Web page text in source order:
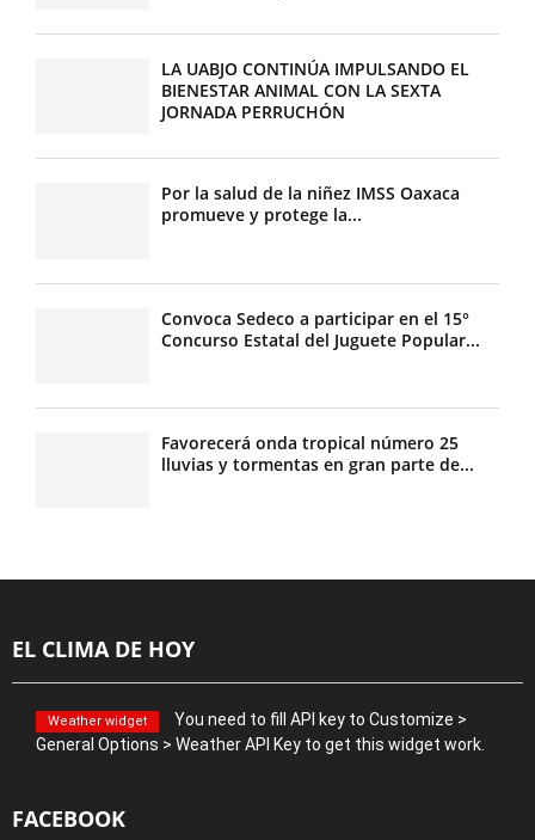
LA UABJO CONTINÚA IMPULSANDO EL
BIENESTAR ANIMAL CON LA SEXTA
JORNADA PERRUCHÓN
Por la salud de la niñez IMSS Oaxaca
promueve y protege la...
Convoca Sedeco a participar en el 15°
Concurso Estatal del Juguete Popular...
Favorecerá onda tropical número 25
lluvias y tormentas en gran parte de...
EL CLIMA DE HOY
Weather widget
You need to fill API key to Customize >
General Options > Weather API Key to get this widget work.
FACEBOOK